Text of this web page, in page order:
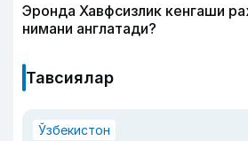
Эронда Хавфсизлик кенгаши
нимани англатади?
Тавсиялар
Ўзбекистон